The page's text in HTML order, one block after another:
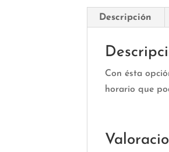
Descripción
Con ésta
horario que